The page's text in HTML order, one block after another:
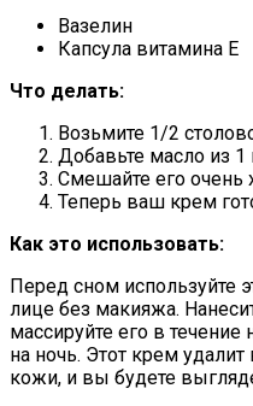
Вазелин
Капсула витамина Е
Что делать:
Возьмите 1/2
Добавьте масло из
Смешайте его очень
Теперь ваш крем
Как это использовать:
Перед сном используйте
лице без макияжа.
массируйте его в течение
на ночь. Этот крем
кожи, и вы будете